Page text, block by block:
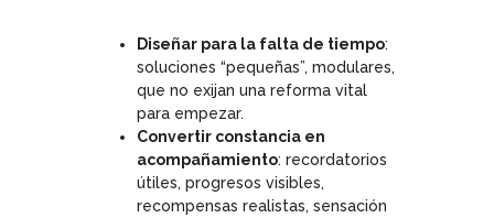
Diseñar para la falta de tiempo:
soluciones “pequeñas”, modulares,
que no exijan una reforma vital
para empezar.
Convertir constancia en
acompañamiento: recordatorios
útiles, progresos visibles,
recompensas realistas, sensación